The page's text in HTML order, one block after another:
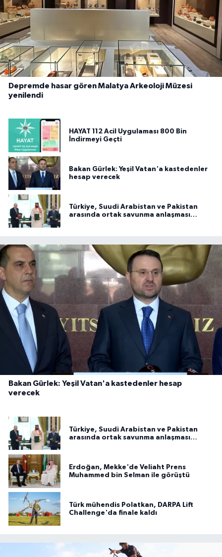
Depremde hasar gören Malatya Arkeoloji Müzesi
yenilendi
HAYAT 112 Acil Uygulaması 800 Bin
İndirmeyi Geçti
Bakan Gürlek: Yeşil Vatan'a kastedenler
hesap verecek
Türkiye, Suudi Arabistan ve Pakistan
arasında ortak savunma anlaşması
Bakan Gürlek: Yeşil Vatan'a kastedenler hesap
verecek
Türkiye, Suudi Arabistan ve Pakistan
arasında ortak savunma anlaşması
Erdoğan, Mekke'de Veliaht Prens
Muhammed bin Selman ile görüştü
Türk mühendis Polatkan, DARPA Lift
Challenge'da finale kaldı